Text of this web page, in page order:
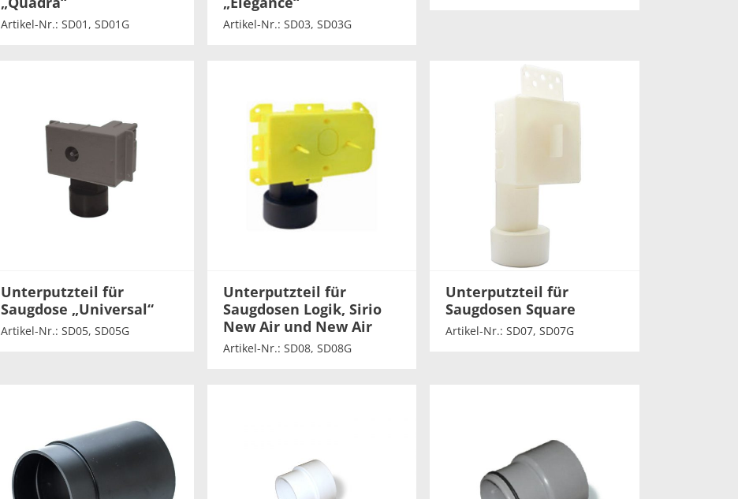
Artikel-Nr.: SD01, SD01G Artikel-Nr.: SD03, SD03G
Unterputzteil für
Saugdose „Universal“
Artikel-Nr.: SD05, SD05G
Unterputzteil für
Saugdosen Logik, Sirio
New Air und New Air
Artikel-Nr.: SD08, SD08G
Unterputzteil für
Saugdosen Square
Artikel-Nr.: SD07, SD07G